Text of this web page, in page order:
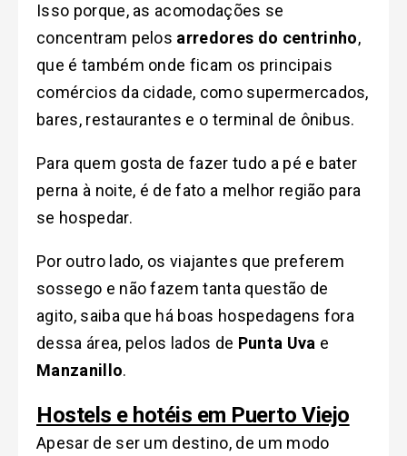
Isso porque, as acomodações se
concentram pelos arredores do centrinho,
que é também onde ficam os principais
comércios da cidade, como supermercados,
bares, restaurantes e o terminal de ônibus.
Para quem gosta de fazer tudo a pé e bater
perna à noite, é de fato a melhor região para
se hospedar.
Por outro lado, os viajantes que preferem
sossego e não fazem tanta questão de
agito, saiba que há boas hospedagens fora
dessa área, pelos lados de Punta Uva e
Manzanillo.
Hostels e hotéis em Puerto Viejo
Apesar de ser um destino, de um modo